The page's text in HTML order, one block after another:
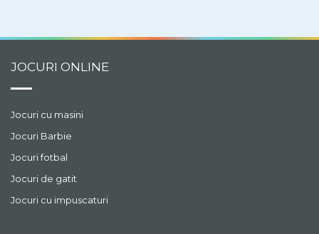
JOCURI ONLINE
Jocuri cu masini
Jocuri Barbie
Jocuri fotbal
Jocuri de gatit
Jocuri cu impuscaturi